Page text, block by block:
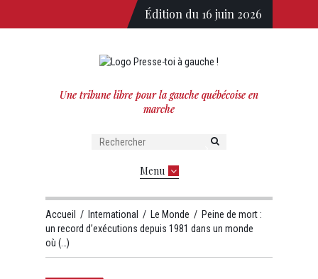
Édition du 16 juin 2026
Une tribune libre pour la gauche québécoise en
marche
Menu
Accueil / International / Le Monde / Peine de mort :
un record d’exécutions depuis 1981 dans un monde
où (…)